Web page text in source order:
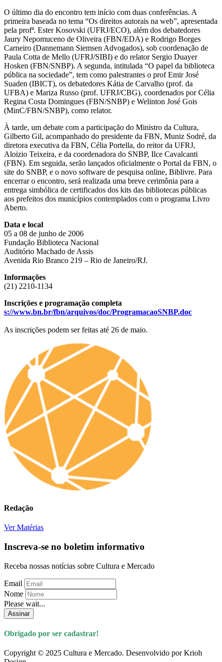
O último dia do encontro tem início com duas conferências. A
primeira baseada no tema “Os direitos autorais na web”, apresentada
pela profª. Ester Kosovski (UFRJ/ECO), além dos debatedores
Jaury Nepomuceno de Oliveira (FBN/EDA) e Rodrigo Borges
Carneiro (Dannemann Siemsen Advogados), sob coordenação de
Paula Cotta de Mello (UFRJ/SIBI) e do relator Sergio Duayer
Hosken (FBN/SNBP). A segunda, intitulada “O papel da biblioteca
pública na sociedade”, tem como palestrantes o prof Emir José
Suaden (IBICT), os debatedores Kátia de Carvalho (prof. da
UFBA) e Mariza Russo (prof. UFRJ/CBG), coordenados por Célia
Regina Costa Domingues (FBN/SNBP) e Welinton José Gois
(MinC/FBN/SNBP), como relator.
À tarde, um debate com a participação do Ministro da Cultura,
Gilberto Gil, acompanhado do presidente da FBN, Muniz Sodré, da
diretora executiva da FBN, Célia Portella, do reitor da UFRJ,
Aloizio Teixeira, e da coordenadora do SNBP, Ilce Cavalcanti
(FBN). Em seguida, serão lançados oficialmente o Portal da FBN, o
site do SNBP, e o novo software de pesquisa online, Biblivre. Para
encerrar o encontro, será realizada uma breve cerimônia para a
entrega simbólica de certificados dos kits das bibliotecas públicas
aos prefeitos dos municípios contemplados com o programa Livro
Aberto.
Data e local
05 a 08 de junho de 2006
Fundação Biblioteca Nacional
Auditório Machado de Assis
Avenida Rio Branco 219 – Rio de Janeiro/RJ.
Informações
(21) 2210-1134
Inscrições e programação completa
s://www.bn.br/fbn/arquivos/doc/ProgramacaoSNBP.doc
As inscrições podem ser feitas até 26 de maio.
Redação
Ver Matérias
Inscreva-se no boletim informativo
Receba nossas notícias sobre Cultura e Mercado
Email
Nome
Please wait...
Assinar
Obrigado por ser cadastrar!
Copyright © 2025 Cultura e Mercado. Desenvolvido por Krioh